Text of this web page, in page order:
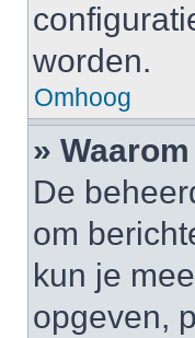
worden.
Omhoog
»
De
om
kun je
opgeven,